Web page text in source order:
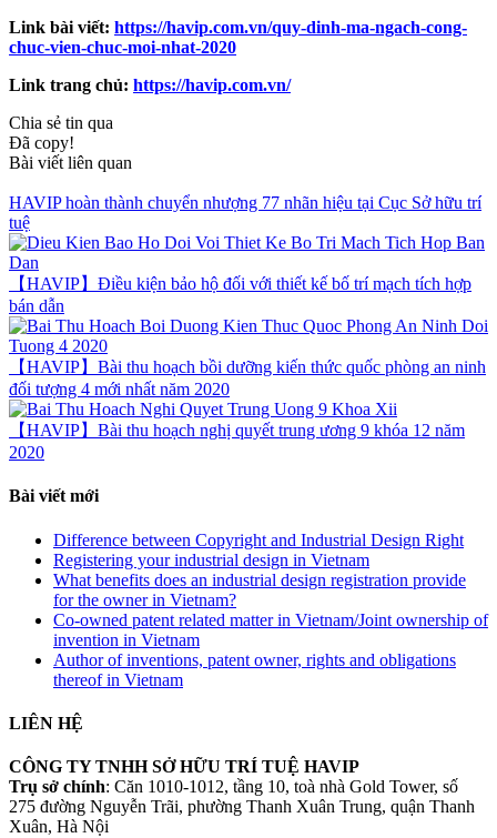
Link bài viết: https://havip.com.vn/quy-dinh-ma-ngach-cong-
chuc-vien-chuc-moi-nhat-2020
Link trang chủ: https://havip.com.vn/
Chia sẻ tin qua
Đã copy!
Bài viết liên quan
HAVIP hoàn thành chuyển nhượng 77 nhãn hiệu tại Cục Sở hữu trí
tuệ
【HAVIP】Điều kiện bảo hộ đối với thiết kế bố trí mạch tích hợp
bán dẫn
【HAVIP】Bài thu hoạch bồi dưỡng kiến thức quốc phòng an ninh
đối tượng 4 mới nhất năm 2020
【HAVIP】Bài thu hoạch nghị quyết trung ương 9 khóa 12 năm
2020
Bài viết mới
Difference between Copyright and Industrial Design Right
Registering your industrial design in Vietnam
What benefits does an industrial design registration provide
for the owner in Vietnam?
Co-owned patent related matter in Vietnam/Joint ownership of
invention in Vietnam
Author of inventions, patent owner, rights and obligations
thereof in Vietnam
LIÊN HỆ
CÔNG TY TNHH SỞ HỮU TRÍ TUỆ HAVIP
Trụ sở chính: Căn 1010-1012, tầng 10, toà nhà Gold Tower, số
275 đường Nguyễn Trãi, phường Thanh Xuân Trung, quận Thanh
Xuân, Hà Nội